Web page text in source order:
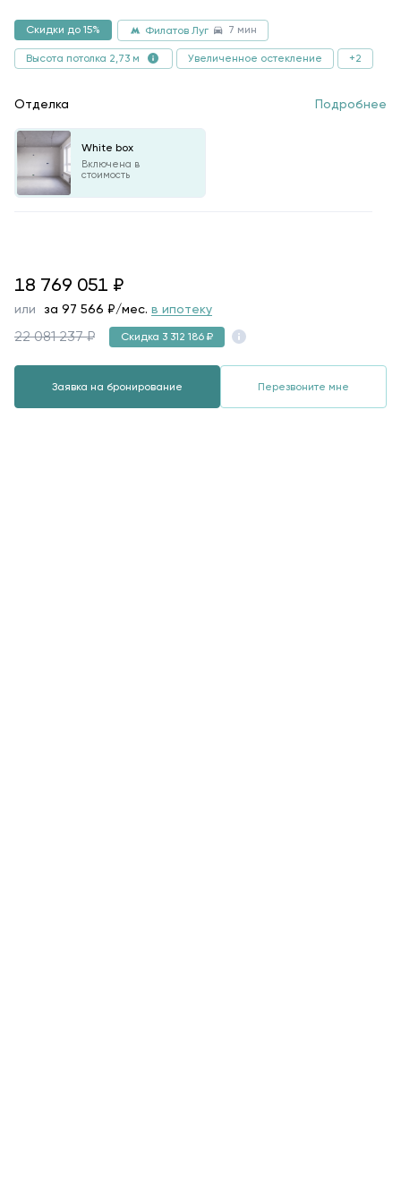
Скидки до 15% Филатов Луг 7 мин
Высота потолка 2,73 м Увеличенное остекление +2
Отделка Подробнее
White box
Включена в
стоимость
18769051
18 769 051 ₽
или за 97 566 ₽/мес. в ипотеку
22 081 237 ₽ Скидка 3 312 186 ₽
Заявка на бронирование Перезвоните мне